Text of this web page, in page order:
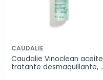
CAUDALIE
Caudalie Vinoclean aceite
tratante desmaquillante,